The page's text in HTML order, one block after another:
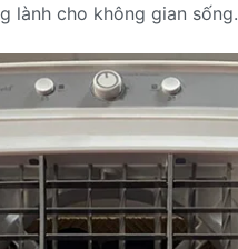
lành cho không gian sống.